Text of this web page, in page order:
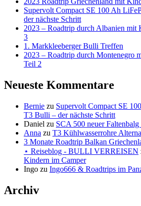
Supervolt Compact SE 100 Ah
der nächste Schritt
2023 – Roadtrip durch Albanien mit
3
1. Markkleeberger Bulli Treffen
2023 – Roadtrip durch Montenegro
Teil 2
Neueste Kommentare
Bernie zu Supervolt Compact SE
T3 Bulli – der nächste Schritt
Daniel zu SCA 500 neuer
Anna zu T3 Kühlwasserrohre
3 Monate Roadtrip Balkan
⋆ Reiseblog - BULLI VERREISEN
Kindern im Camper
Ingo zu Ingo666 & Roadtrips im
Archiv